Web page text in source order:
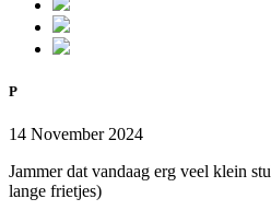
P
14 November 2024
Jammer dat vandaag erg veel klein
lange frietjes)